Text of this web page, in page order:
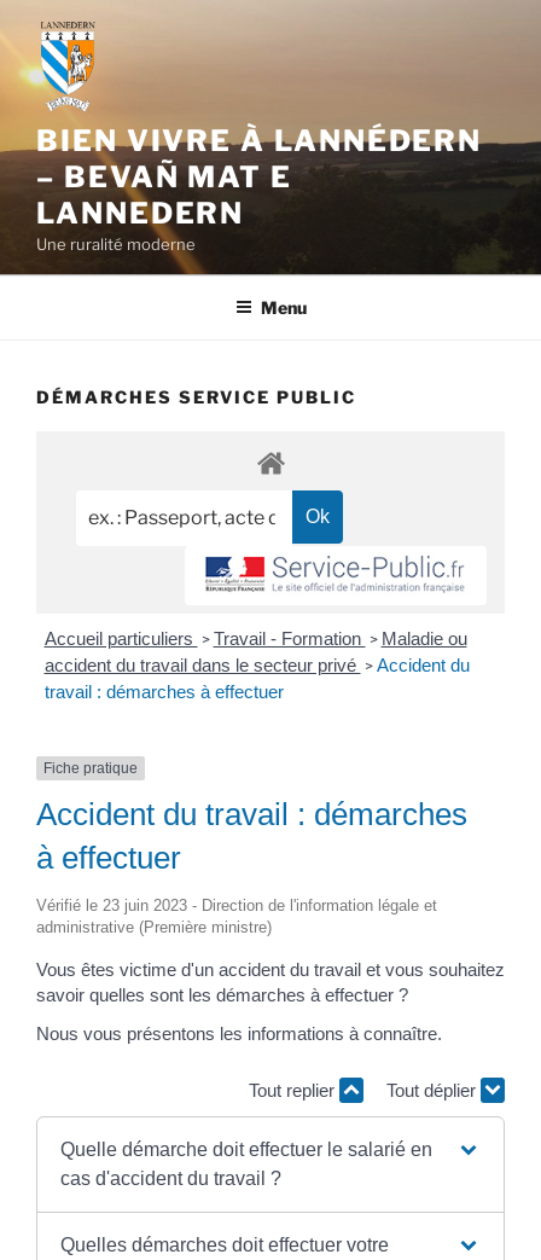
contenu
principal
BIEN VIVRE À LANNÉDERN
– BEVAÑ MAT E
LANNEDERN
Une ruralité moderne
Menu
DÉMARCHES SERVICE PUBLIC
Accueil particuliers > Travail - Formation > Maladie ou
accident du travail dans le secteur privé > Accident du
travail : démarches à effectuer
Fiche pratique
Accident du travail : démarches
à effectuer
Vérifié le 23 juin 2023 - Direction de l'information légale et
administrative (Première ministre)
Vous êtes victime d'un accident du travail et vous souhaitez
savoir quelles sont les démarches à effectuer ?
Nous vous présentons les informations à connaître.
Tout replier Tout déplier
Quelle démarche doit effectuer le salarié en
cas d'accident du travail ?
Quelles démarches doit effectuer votre